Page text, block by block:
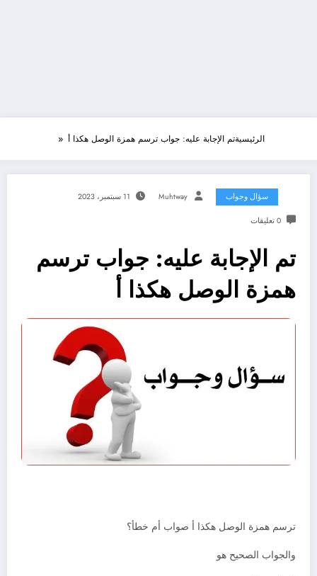
الرئيسيةتم الإجابة عليه: جواب ترسم همزة الوصل هكذا أ
سؤال وجواب Muhtway 11 سبتمبر، 2023
0 تعليقات
تم الإجابة عليه: جواب ترسم
همزة الوصل هكذا أ
ترسم همزة الوصل هكذا أ صواب أم خطأ؟
والجواب الصحيح هو